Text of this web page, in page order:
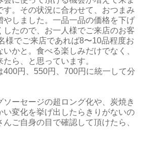
す。その状況に合わせて、おつまみ
やしました。一品一品の価格を下げ
したので、お一人様でご来店のお客
様でご来店であれば8〜10品程度お
かと。食べる楽しみだけでなく、
ら、と思っています。
400円、550円、700円に統一して分
ソーセージの超ロング化や、炭焼き
い変化を挙げ出したらきりがないの
ご自身の目で確認して頂けたら、